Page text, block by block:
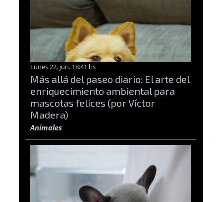
Lunes 22, jun. 18:41 hs
Más allá del paseo diario: El arte del
enriquecimiento ambiental para
mascotas felices (por Víctor
Madera)
Animales